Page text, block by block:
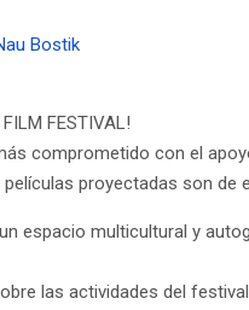
Bostik
FILM FESTIVAL!
comprometido con el
proyectadas son de
espacio multicultural y
las actividades del